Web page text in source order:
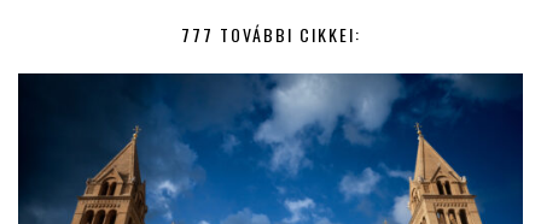
777 TOVÁBBI CIKKEI: